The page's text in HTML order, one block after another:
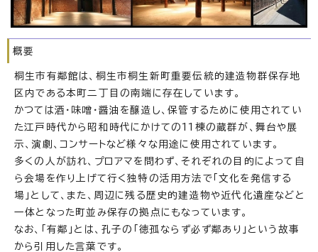
概要
桐生市有鄰館は、桐生市桐生新町重要伝統的建造物群保存地
区内である本町二丁目の南端に存在しています。
かつては酒・味噌・醤油を醸造し、保管するために使用されてい
た江戸時代から昭和時代にかけての11棟の蔵群が、舞台や展
示、演劇、コンサートなど様々な用途に使用されています。
多くの人が訪れ、プロアマを問わず、それぞれの目的によって自
ら会場を作り上げて行く独特の活用方法で「文化を発信する
場」として、また、周辺に残る歴史的建造物や近代化遺産などと
一体となった町並み保存の拠点にもなっています。
なお、「有鄰」とは、孔子の「徳孤ならず必ず鄰あり」という故事
から引用した言葉です。